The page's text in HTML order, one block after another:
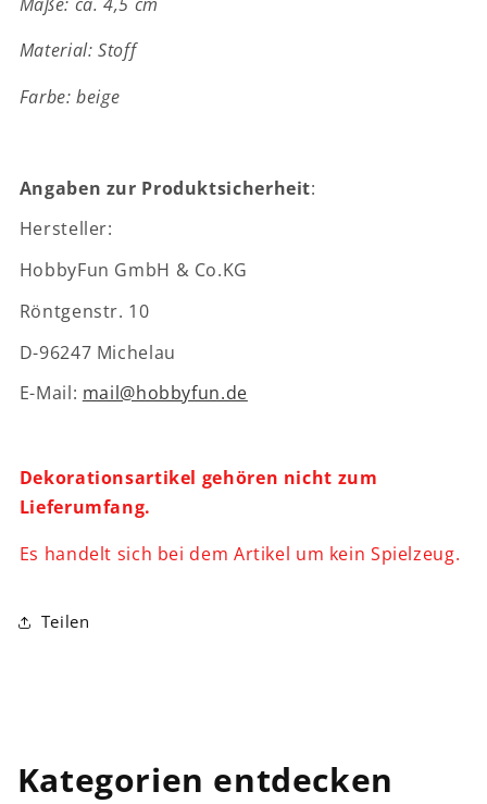
Wichteltür Wichteltür
Material: Stoff
Farbe: beige
Angaben zur Produktsicherheit:
Hersteller:
HobbyFun GmbH & Co.KG
Röntgenstr. 10
D-96247 Michelau
E-Mail: mail@hobbyfun.de
Dekorationsartikel gehören nicht zum
Lieferumfang.
Es handelt sich bei dem Artikel um kein Spielzeug.
Teilen
Kategorien entdecken